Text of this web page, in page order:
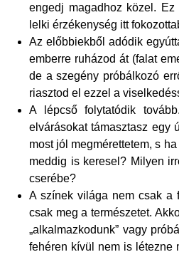
engedj magadhoz közel.
lelki érzékenység itt
Az előbbiekből adódik
emberre ruházod át (falat
de a szegény próbálkozó
riasztod el ezzel a
A lépcső folytatódik
elvárásokat támasztasz egy
most jól megmérettetem, s
meddig is keresel? Milyen
cserébe?
A színek világa nem csak a
csak meg a természetet.
„alkalmazkodunk” vagy
fehéren kívül nem is létezne